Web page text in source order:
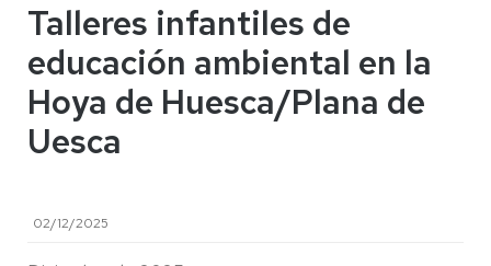
Talleres infantiles de
educación ambiental en la
Hoya de Huesca/Plana de
Uesca
02/12/2025